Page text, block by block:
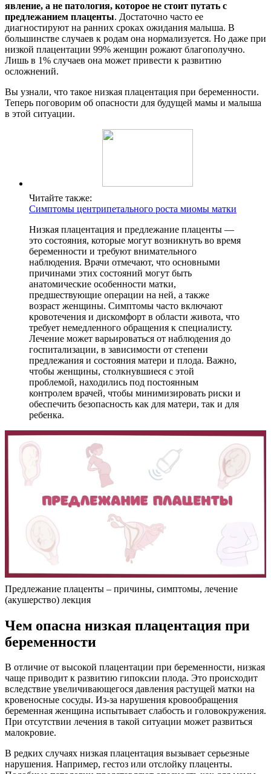
явление, а не патология, которое не стоит путать с
предлежанием плаценты. Достаточно часто ее
диагностируют на ранних сроках ожидания малыша. В
большинстве случаев к родам она нормализуется. Но даже при
низкой плацентации 99% женщин рожают благополучно.
Лишь в 1% случаев она может привести к развитию
осложнений.
Вы узнали, что такое низкая плацентация при беременности.
Теперь поговорим об опасности для будущей мамы и малыша
в этой ситуации.
Читайте также:
Симптомы центрипетального роста миомы матки
Низкая плацентация и предлежание плаценты —
это состояния, которые могут возникнуть во время
беременности и требуют внимательного
наблюдения. Врачи отмечают, что основными
причинами этих состояний могут быть
анатомические особенности матки,
предшествующие операции на ней, а также
возраст женщины. Симптомы часто включают
кровотечения и дискомфорт в области живота, что
требует немедленного обращения к специалисту.
Лечение может варьироваться от наблюдения до
госпитализации, в зависимости от степени
предлежания и состояния матери и плода. Важно,
чтобы женщины, столкнувшиеся с этой
проблемой, находились под постоянным
контролем врачей, чтобы минимизировать риски и
обеспечить безопасность как для матери, так и для
ребенка.
Предлежание плаценты – причины, симптомы, лечение
(акушерство) лекция
Чем опасна низкая плацентация при
беременности
В отличие от высокой плацентации при беременности, низкая
чаще приводит к развитию гипоксии плода. Это происходит
вследствие увеличивающегося давления растущей матки на
кровеносные сосуды. Из-за нарушения кровообращения
беременная женщина испытывает слабость и головокружения.
При отсутствии лечения в такой ситуации может развиться
малокровие.
В редких случаях низкая плацентация вызывает серьезные
нарушения. Например, гестоз или отслойку плаценты.